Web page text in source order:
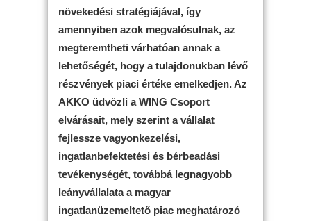
növekedési stratégiájával, így
amennyiben azok megvalósulnak, az
megteremtheti várhatóan annak a
lehetőségét, hogy a tulajdonukban lévő
részvények piaci értéke emelkedjen. Az
AKKO üdvözli a WING Csoport
elvárásait, mely szerint a vállalat
fejlessze vagyonkezelési,
ingatlanbefektetési és bérbeadási
tevékenységét, továbbá legnagyobb
leányvállalata a magyar
ingatlanüzemeltető piac meghatározó